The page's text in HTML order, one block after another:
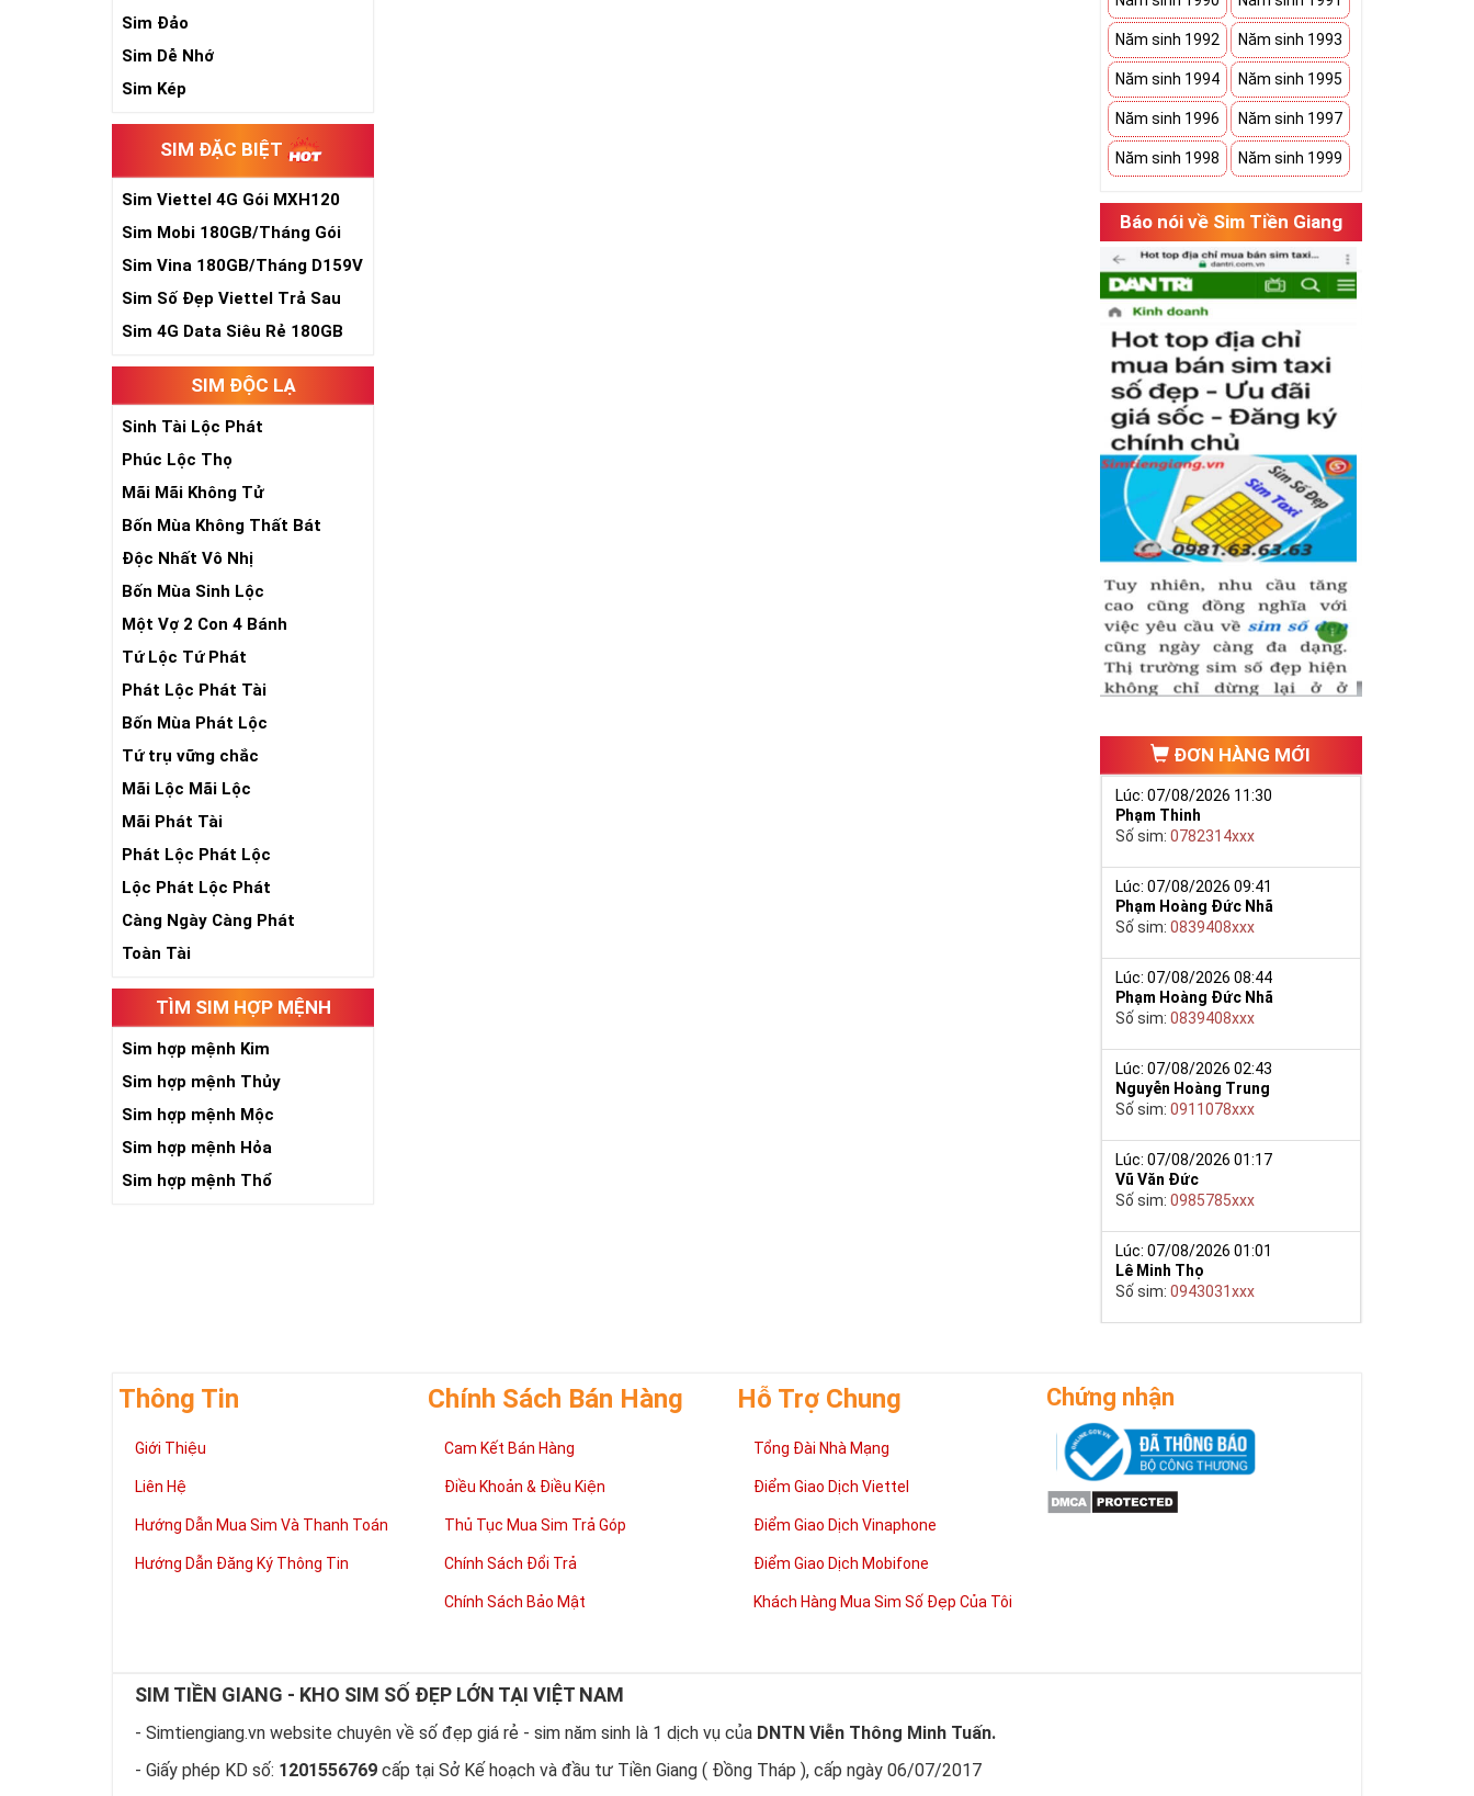
Sim Đảo
Sim Dễ Nhớ
Sim Kép
SIM ĐẶC BIỆT
Sim Viettel 4G Gói MXH120
Siêu Rẻ
Sim Mobi 180GB/Tháng Gói
TK159
Sim Vina 180GB/Tháng D159V
Sim Số Đẹp Viettel Trả Sau
Sim 4G Data Siêu Rẻ 180GB
SIM ĐỘC LẠ
Sinh Tài Lộc Phát
Phúc Lộc Thọ
Mãi Mãi Không Tử
Bốn Mùa Không Thất Bát
Độc Nhất Vô Nhị
Bốn Mùa Sinh Lộc
Một Vợ 2 Con 4 Bánh
Tứ Lộc Tứ Phát
Phát Lộc Phát Tài
Bốn Mùa Phát Lộc
Tứ trụ vững chắc
Mãi Lộc Mãi Lộc
Mãi Phát Tài
Phát Lộc Phát Lộc
Lộc Phát Lộc Phát
Càng Ngày Càng Phát
Toàn Tài
TÌM SIM HỢP MỆNH
Sim hợp mệnh Kim
Sim hợp mệnh Thủy
Sim hợp mệnh Mộc
Sim hợp mệnh Hỏa
Sim hợp mệnh Thổ
Năm sinh 1992 Năm sinh 1993
Năm sinh 1994 Năm sinh 1995
Năm sinh 1996 Năm sinh 1997
Năm sinh 1998 Năm sinh 1999
Báo nói về Sim Tiền Giang
ĐƠN HÀNG MỚI
Lúc: 07/08/2026 11:30
Phạm Thinh
Số sim:0782314xxx
Lúc: 07/08/2026 09:41
Phạm Hoàng Đức Nhã
Số sim:0839408xxx
Lúc: 07/08/2026 08:44
Phạm Hoàng Đức Nhã
Số sim:0839408xxx
Lúc: 07/08/2026 02:43
Nguyễn Hoàng Trung
Số sim:0911078xxx
Lúc: 07/08/2026 01:17
Vũ Văn Đức
Số sim:0985785xxx
Lúc: 07/08/2026 01:01
Lê Minh Thọ
Số sim:0943031xxx
Thông Tin
Giới Thiệu
Liên Hệ
Hướng Dẫn Mua Sim Và Thanh Toán
Hướng Dẫn Đăng Ký Thông Tin
Chính Sách Bán Hàng
Cam Kết Bán Hàng
Điều Khoản & Điều Kiện
Thủ Tục Mua Sim Trả Góp
Chính Sách Đổi Trả
Chính Sách Bảo Mật
Hỗ Trợ Chung
Tổng Đài Nhà Mạng
Điểm Giao Dịch Viettel
Điểm Giao Dịch Vinaphone
Điểm Giao Dịch Mobifone
Khách Hàng Mua Sim Số Đẹp Của Tôi
Chứng nhận
SIM TIỀN GIANG - KHO SIM SỐ ĐẸP LỚN TẠI VIỆT NAM
- Simtiengiang.vn website chuyên về số đẹp giá rẻ - sim năm sinh là 1 dịch vụ của DNTN Viễn Thông Minh Tuấn.
- Giấy phép KD số: 1201556769 cấp tại Sở Kế hoạch và đầu tư Tiền Giang ( Đồng Tháp ), cấp ngày 06/07/2017